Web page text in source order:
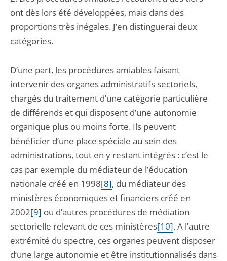
ont dès lors été développées, mais dans des
proportions très inégales. J’en distinguerai deux
catégories.
D’une part, les procédures amiables faisant
intervenir des organes administratifs sectoriels,
chargés du traitement d’une catégorie particulière
de différends et qui disposent d’une autonomie
organique plus ou moins forte. Ils peuvent
bénéficier d’une place spéciale au sein des
administrations, tout en y restant intégrés : c’est le
cas par exemple du médiateur de l’éducation
nationale créé en 1998[8], du médiateur des
ministères économiques et financiers créé en
2002[9] ou d’autres procédures de médiation
sectorielle relevant de ces ministères[10]. A l’autre
extrémité du spectre, ces organes peuvent disposer
d’une large autonomie et être institutionnalisés dans